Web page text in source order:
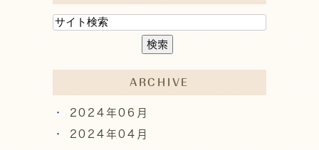
ARCHIVE
2024年06月
2024年04月